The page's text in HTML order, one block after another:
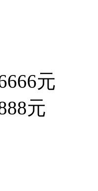
元
元